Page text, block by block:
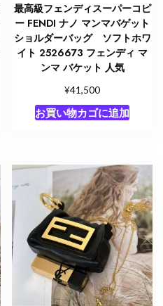
最高級フェンディスーパーコピ
ー FENDI ナノ マンマバゲット
ショルダーバッグ ソフトホワ
イト 2526673 フェンディ マ
ンマ バケット 人気
¥41,500
お買い物カゴに追加